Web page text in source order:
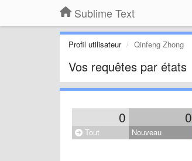
Sublime Text
Profil utilisateur Qinfeng Zhong
Vos requêtes par états
0 0
Tout Nouveau